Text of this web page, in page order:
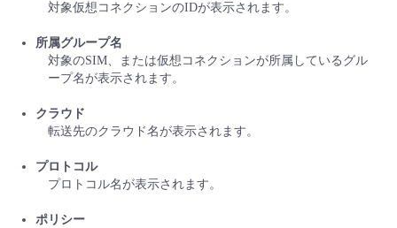
対象仮想コネクションのIDが表示されます。
所属グループ名
対象のSIM、または仮想コネクションが所属しているグル
ープ名が表示されます。
クラウド
転送先のクラウド名が表示されます。
プロトコル
プロトコル名が表示されます。
ポリシー